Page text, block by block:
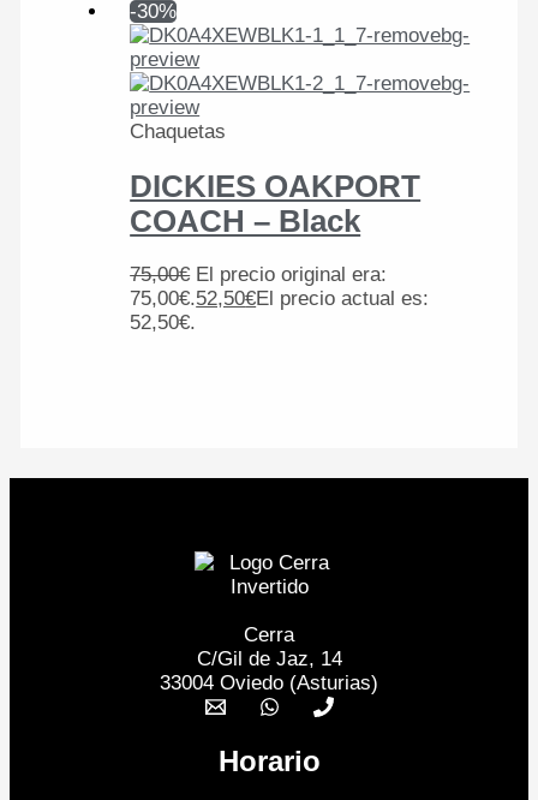
-30%
Chaquetas
DICKIES OAKPORT
COACH – Black
75,00€ El precio original era:
75,00€.52,50€El precio actual es:
52,50€.
Cerra
C/Gil de Jaz, 14
33004 Oviedo (Asturias)
Horario